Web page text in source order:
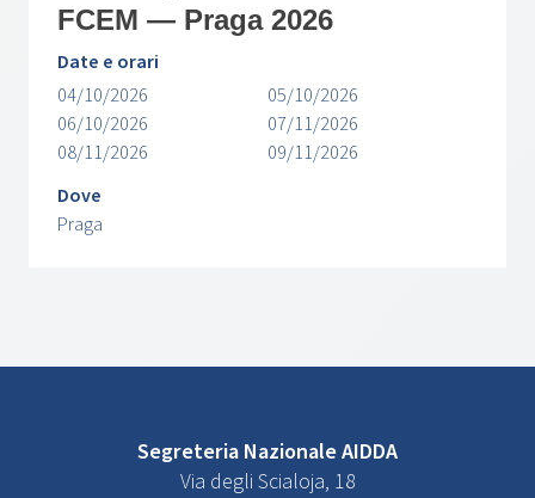
FCEM — Praga 2026
Date e orari
04/10/2026
05/10/2026
06/10/2026
07/11/2026
08/11/2026
09/11/2026
Dove
Praga
Segreteria Nazionale AIDDA
Via degli Scialoja, 18